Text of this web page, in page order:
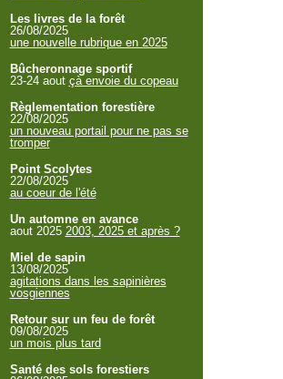
Les livres de la forêt
26/08/2025
une nouvelle rubrique en 2025
Bûcheronnage sportif
23-24 aout çà envoie du copeau
Règlementation forestière
22/08/2025
un nouveau portail pour ne pas se
tromper
Point Scolytes
22/08/2025
au coeur de l'été
Un automne en avance
aout 2025 2003, 2025 et après ?
Miel de sapin
13/08/2025
agitations dans les sapinières
vosgiennes
Retour sur un feu de forêt
09/08/2025
un mois plus tard
Santé des sols forestiers